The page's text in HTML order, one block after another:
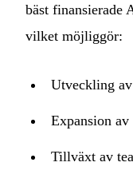
bäst finansierade
vilket möjliggör:
Utveckling
Expansion
Tillväxt av